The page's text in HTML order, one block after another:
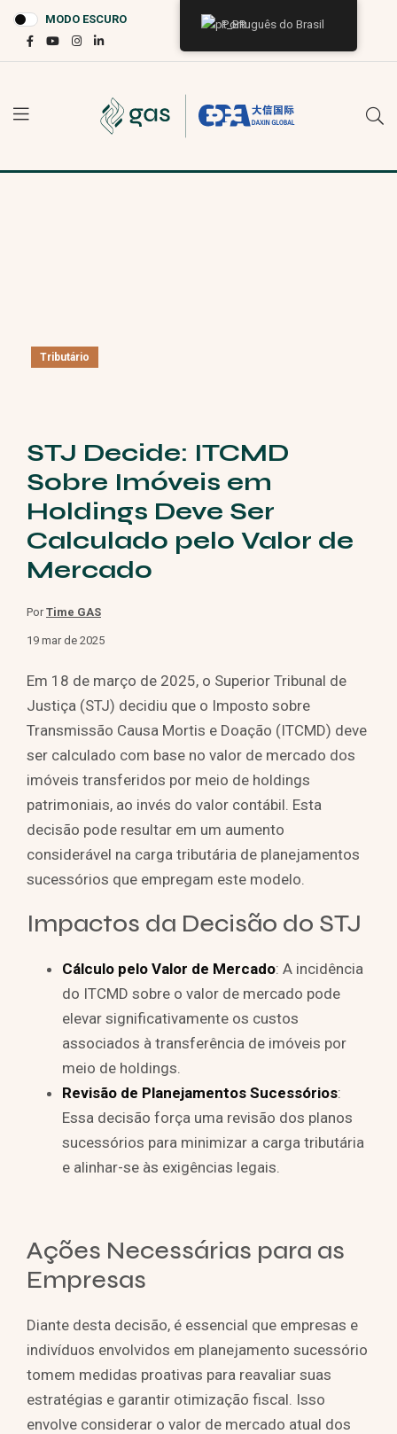
MODO ESCURO
Tributário
STJ Decide: ITCMD
Sobre Imóveis em
Holdings Deve Ser
Calculado pelo Valor de
Mercado
PorTime GAS
19 mar de 2025
Em 18 de março de 2025, o Superior Tribunal de
Justiça (STJ) decidiu que o Imposto sobre
Transmissão Causa Mortis e Doação (ITCMD) deve
ser calculado com base no valor de mercado dos
imóveis transferidos por meio de holdings
patrimoniais, ao invés do valor contábil. Esta
decisão pode resultar em um aumento
considerável na carga tributária de planejamentos
sucessórios que empregam este modelo.
Impactos da Decisão do STJ
Cálculo pelo Valor de Mercado: A incidência
do ITCMD sobre o valor de mercado pode
elevar significativamente os custos
associados à transferência de imóveis por
meio de holdings.
Revisão de Planejamentos Sucessórios:
Essa decisão força uma revisão dos planos
sucessórios para minimizar a carga tributária
e alinhar-se às exigências legais.
Ações Necessárias para as
Empresas
Diante desta decisão, é essencial que empresas e
indivíduos envolvidos em planejamento sucessório
tomem medidas proativas para reavaliar suas
estratégias e garantir otimização fiscal. Isso
envolve considerar o valor de mercado atual dos
Português do Brasil